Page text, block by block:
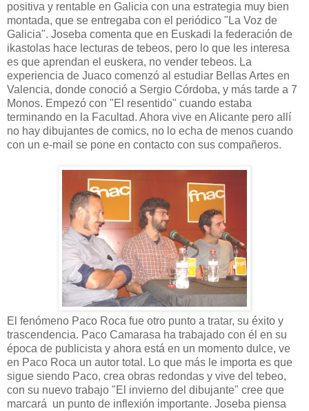
positiva y rentable en Galicia con una estrategia muy bien
montada, que se entregaba con el periódico "La Voz de
Galicia". Joseba comenta que en Euskadi la federación de
ikastolas hace lecturas de tebeos, pero lo que les interesa
es que aprendan el euskera, no vender tebeos. La
experiencia de Juaco comenzó al estudiar Bellas Artes en
Valencia, donde conoció a Sergio Córdoba, y más tarde a 7
Monos. Empezó con "El resentido" cuando estaba
terminando en la Facultad. Ahora vive en Alicante pero allí
no hay dibujantes de comics, no lo echa de menos cuando
con un e-mail se pone en contacto con sus compañeros.
El fenómeno Paco Roca fue otro punto a tratar, su éxito y
trascendencia. Paco Camarasa ha trabajado con él en su
época de publicista y ahora está en un momento dulce, ve
en Paco Roca un autor total. Lo que más le importa es que
sigue siendo Paco, crea obras redondas y vive del tebeo,
con su nuevo trabajo "El invierno del dibujante" cree que
marcará un punto de inflexión importante. Joseba piensa